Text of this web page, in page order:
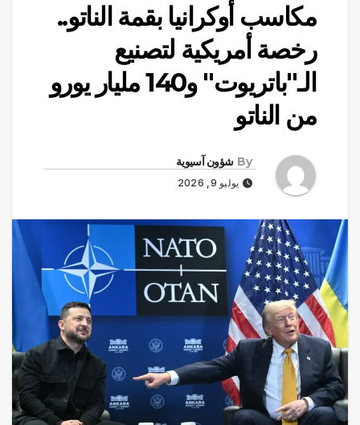
مكاسب أوكرانيا بقمة الناتو..
رخصة أمريكية لتصنيع
الـ"باتريوت" و140 مليار يورو
من الناتو
By شؤون آسيوية
يوليو 9, 2026